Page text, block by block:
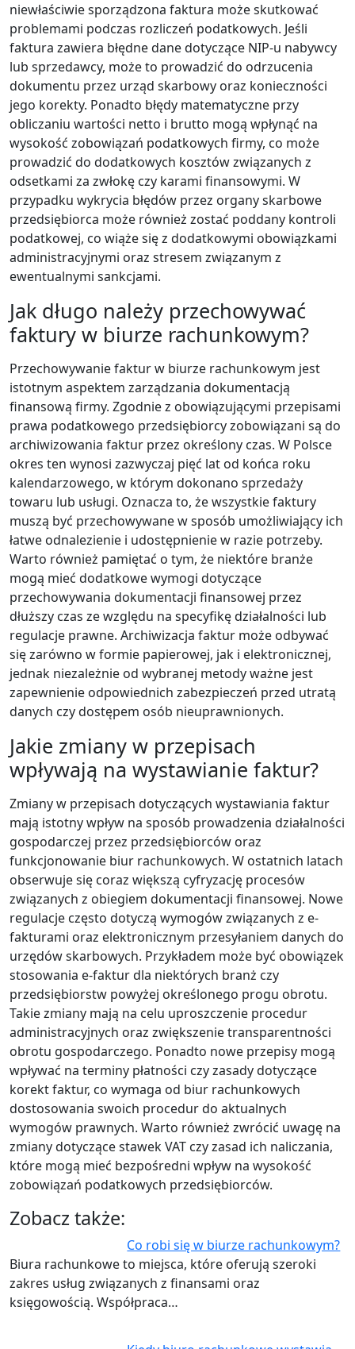
niewłaściwie sporządzona faktura może skutkować
problemami podczas rozliczeń podatkowych. Jeśli
faktura zawiera błędne dane dotyczące NIP-u nabywcy
lub sprzedawcy, może to prowadzić do odrzucenia
dokumentu przez urząd skarbowy oraz konieczności
jego korekty. Ponadto błędy matematyczne przy
obliczaniu wartości netto i brutto mogą wpłynąć na
wysokość zobowiązań podatkowych firmy, co może
prowadzić do dodatkowych kosztów związanych z
odsetkami za zwłokę czy karami finansowymi. W
przypadku wykrycia błędów przez organy skarbowe
przedsiębiorca może również zostać poddany kontroli
podatkowej, co wiąże się z dodatkowymi obowiązkami
administracyjnymi oraz stresem związanym z
ewentualnymi sankcjami.
Jak długo należy przechowywać
faktury w biurze rachunkowym?
Przechowywanie faktur w biurze rachunkowym jest
istotnym aspektem zarządzania dokumentacją
finansową firmy. Zgodnie z obowiązującymi przepisami
prawa podatkowego przedsiębiorcy zobowiązani są do
archiwizowania faktur przez określony czas. W Polsce
okres ten wynosi zazwyczaj pięć lat od końca roku
kalendarzowego, w którym dokonano sprzedaży
towaru lub usługi. Oznacza to, że wszystkie faktury
muszą być przechowywane w sposób umożliwiający ich
łatwe odnalezienie i udostępnienie w razie potrzeby.
Warto również pamiętać o tym, że niektóre branże
mogą mieć dodatkowe wymogi dotyczące
przechowywania dokumentacji finansowej przez
dłuższy czas ze względu na specyfikę działalności lub
regulacje prawne. Archiwizacja faktur może odbywać
się zarówno w formie papierowej, jak i elektronicznej,
jednak niezależnie od wybranej metody ważne jest
zapewnienie odpowiednich zabezpieczeń przed utratą
danych czy dostępem osób nieuprawnionych.
Jakie zmiany w przepisach
wpływają na wystawianie faktur?
Zmiany w przepisach dotyczących wystawiania faktur
mają istotny wpływ na sposób prowadzenia działalności
gospodarczej przez przedsiębiorców oraz
funkcjonowanie biur rachunkowych. W ostatnich latach
obserwuje się coraz większą cyfryzację procesów
związanych z obiegiem dokumentacji finansowej. Nowe
regulacje często dotyczą wymogów związanych z e-
fakturami oraz elektronicznym przesyłaniem danych do
urzędów skarbowych. Przykładem może być obowiązek
stosowania e-faktur dla niektórych branż czy
przedsiębiorstw powyżej określonego progu obrotu.
Takie zmiany mają na celu uproszczenie procedur
administracyjnych oraz zwiększenie transparentności
obrotu gospodarczego. Ponadto nowe przepisy mogą
wpływać na terminy płatności czy zasady dotyczące
korekt faktur, co wymaga od biur rachunkowych
dostosowania swoich procedur do aktualnych
wymogów prawnych. Warto również zwrócić uwagę na
zmiany dotyczące stawek VAT czy zasad ich naliczania,
które mogą mieć bezpośredni wpływ na wysokość
zobowiązań podatkowych przedsiębiorców.
Zobacz także:
Co robi się w biurze rachunkowym?
Biura rachunkowe to miejsca, które oferują szeroki
zakres usług związanych z finansami oraz
księgowością. Współpraca…